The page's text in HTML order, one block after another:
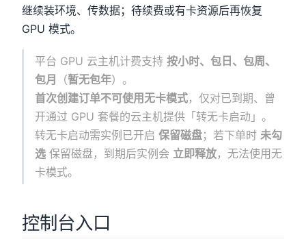
继续装环境、传数据；待续费或有卡资源后再恢复
GPU 模式。
平台 GPU 云主机计费支持按小时、包日、包周、
包月
（暂无包年）。
首次创建订单不可使用无卡模式，仅对已到期、曾
开通过 GPU 套餐的云主机提供「转无卡启动」。
转无卡启动需实例已开启保留磁盘；若下单时未勾
选 保留磁盘，到期后实例会 立即释放，无法使用无
卡模式。
控制台入口